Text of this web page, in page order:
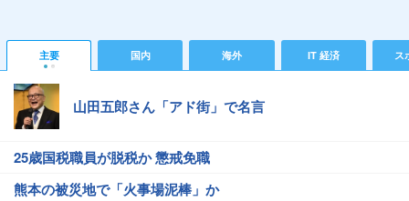
主要 国内 海外 IT 経済 ス
山田五郎さん「アド街」で名言
25歳国税職員が脱税か 懲戒免職
熊本の被災地で「火事場泥棒」か